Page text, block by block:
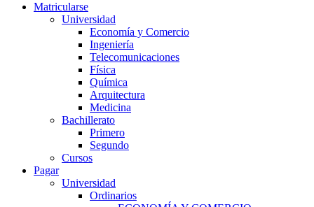
Matricularse
Universidad
Economía y Comercio
Ingeniería
Telecomunicaciones
Física
Química
Arquitectura
Medicina
Bachillerato
Primero
Segundo
Cursos
Pagar
Universidad
Ordinarios